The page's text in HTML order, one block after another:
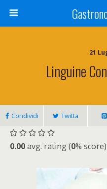
21
Linguine
Condividi Twitta
0.00avg. rating (0%